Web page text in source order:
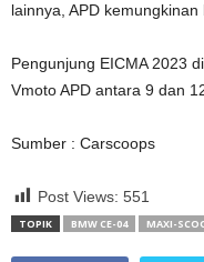
lainnya, APD
Pengunjung EICMA 2023
Vmoto APD antara 9 dan
Sumber : Carscoops
Post Views: 551
TOPIK BMW CE-04 MAXI-